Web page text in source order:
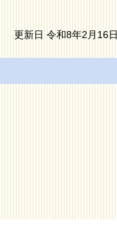
更新日 令和8年2月16日